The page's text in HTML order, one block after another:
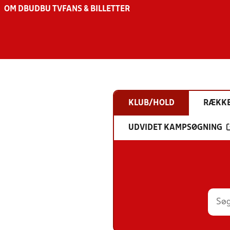
OM DBU DBU TV FANS & BILLETTER
KLUB/HOLD
UDVIDET KAMPSØGNING